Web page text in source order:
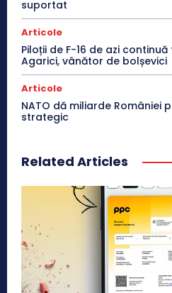
suportat
Articole
Piloții de F-16 de azi
Agarici, vânător de bolșevici
Articole
NATO dă miliarde României
strategic
Related Articles